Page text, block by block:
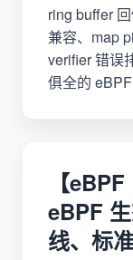
ring buffer
兼容、map
verifier 错误
俱全的 eBPF
【
eBPF
线、标